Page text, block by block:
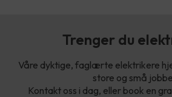
Trenger du
Våre dyktige, faglærte elektrikere
store og små
Kontakt oss i dag, eller book en